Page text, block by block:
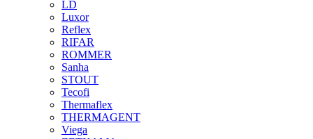
LD
Luxor
Reflex
RIFAR
ROMMER
Sanha
STOUT
Tecofi
Thermaflex
THERMAGENT
Viega